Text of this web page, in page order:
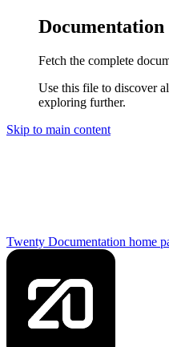
Fetch the complete
Use this file to discover
exploring further.
Skip to main content
Twenty Documentation home